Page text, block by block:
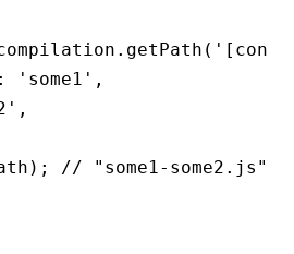
.getPath (
: 'some1' ,
,
// "some1-some2.js"